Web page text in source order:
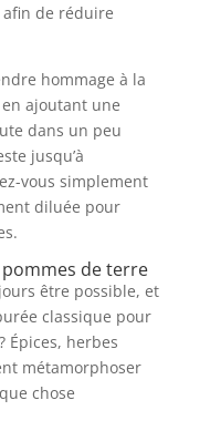
de réduire
hommage à la
ajoutant une
dans un peu
jusqu’à
vous simplement
diluée pour
de terre
être possible, et
classique pour
Épices, herbes
métamorphoser
chose